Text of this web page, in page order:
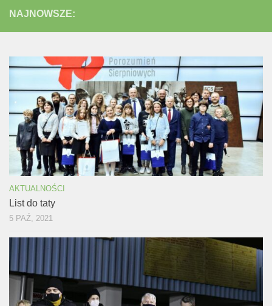
NAJNOWSZE:
AKTUALNOŚCI
List do taty
5 PAŹ, 2021